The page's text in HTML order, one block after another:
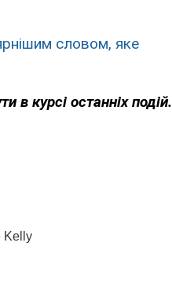
словом, яке
в курсі останніх подій.